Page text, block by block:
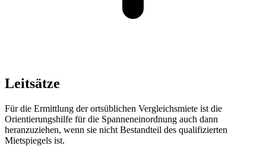
Leitsätze
Für die Ermittlung der ortsüblichen Vergleichsmiete ist die
Orientierungshilfe für die Spanneneinordnung auch dann
heranzuziehen, wenn sie nicht Bestandteil des qualifizierten
Mietspiegels ist.